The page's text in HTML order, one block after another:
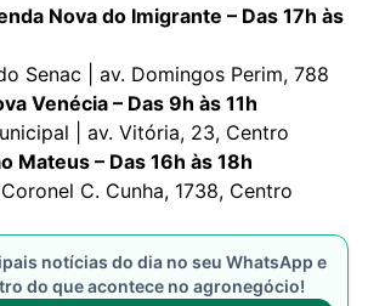
Nova do Imigrante – Das 17h às
Senac | av. Domingos Perim, 788
Venécia – Das 9h às 11h
| av. Vitória, 23, Centro
Mateus – Das 16h às 18h
C. Cunha, 1738, Centro
notícias do dia no seu WhatsApp e
do que acontece no agronegócio!